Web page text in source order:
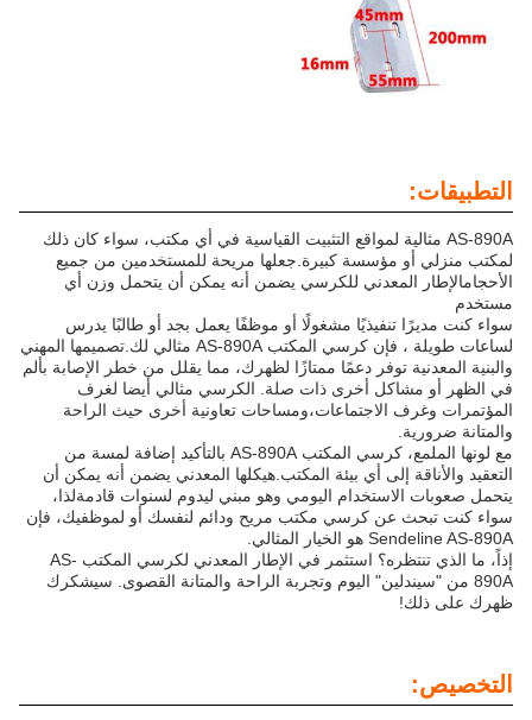
التطبيقات:
AS-890A مثالية لمواقع التثبيت القياسية في أي مكتب، سواء كان ذلك
لمكتب منزلي أو مؤسسة كبيرة.جعلها مريحة للمستخدمين من جميع
الأحجامالإطار المعدني للكرسي يضمن أنه يمكن أن يتحمل وزن أي
مستخدم
سواء كنت مديرًا تنفيذيًا مشغولًا أو موظفًا يعمل بجد أو طالبًا يدرس
لساعات طويلة ، فإن كرسي المكتب AS-890A مثالي لك.تصميمها المهني
والبنية المعدنية توفر دعمًا ممتازًا لظهرك، مما يقلل من خطر الإصابة بألم
في الظهر أو مشاكل أخرى ذات صلة. الكرسي مثالي أيضا لغرف
المؤتمرات وغرف الاجتماعات،ومساحات تعاونية أخرى حيث الراحة
والمتانة ضرورية.
مع لونها الملمع، كرسي المكتب AS-890A بالتأكيد إضافة لمسة من
التعقيد والأناقة إلى أي بيئة المكتب.هيكلها المعدني يضمن أنه يمكن أن
يتحمل صعوبات الاستخدام اليومي وهو مبني ليدوم لسنوات قادمةلذا،
سواء كنت تبحث عن كرسي مكتب مريح ودائم لنفسك أو لموظفيك، فإن
Sendeline AS-890A هو الخيار المثالي.
إذاً، ما الذي تنتظره؟ استثمر في الإطار المعدني لكرسي المكتب AS-
890A من "سيندلين" اليوم وتجربة الراحة والمتانة القصوى. سيشكرك
ظهرك على ذلك!
التخصيص: